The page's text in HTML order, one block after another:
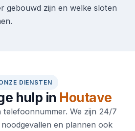
gebouwd zijn en welke sloten
DIENSTEN
hulp in Houtave
telefoonnummer. We zijn 24/7
en plannen ook